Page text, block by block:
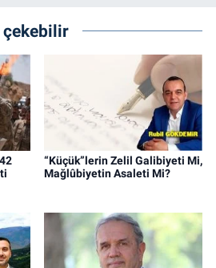
“Küçük”lerin Zelil Galibiyeti Mi,
Mağlûbiyetin Asaleti Mi?